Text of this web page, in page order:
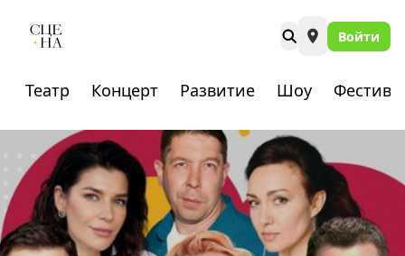
Войти
Театр Концерт Развитие Шоу